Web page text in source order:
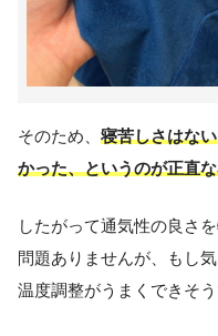
そのため、 寝苦しさはな
かった、というのが正直
したがって通気性の良さ
問題ありませんが、もし
温度調整がうまくできそう